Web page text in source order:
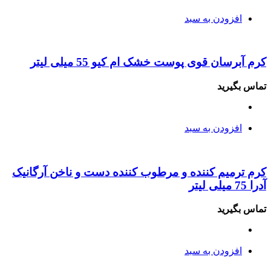
افزودن به سبد
کرم آبرسان قوی پوست خشک ام کیو 55 میلی لیتر
تماس بگیرید
افزودن به سبد
کرم ترمیم کننده و مرطوب کننده دست و ناخن آرگانیک
آدرا 75 میلی لیتر
تماس بگیرید
افزودن به سبد